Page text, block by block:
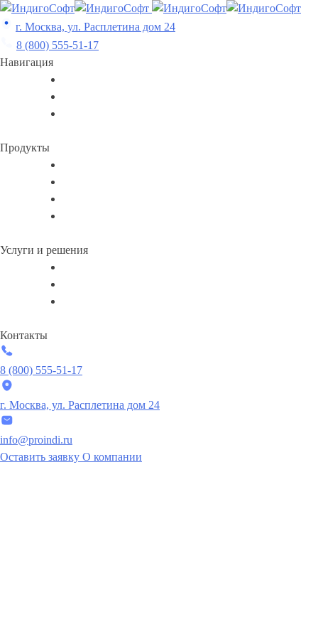
Skip
to
content
г. Москва, ул. Расплетина дом 24
8 (800) 555-51-17
Навигация
Продукты
Услуги и решения
Контакты
8 (800) 555-51-17
г. Москва, ул. Расплетина дом 24
info@proindi.ru
Оставить заявку О компании